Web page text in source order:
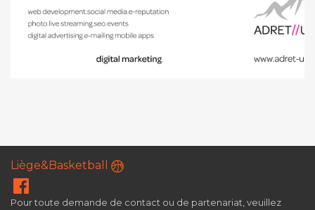
Liège&Basketball
Pour toute demande de contact ou de partenariat, veuillez